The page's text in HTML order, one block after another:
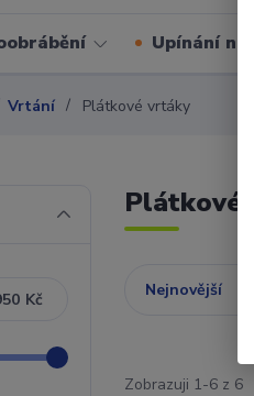
Upínání
Vrtání Plátkové vrtáky
Plátkové
Nejnovější
Zobrazuji 1-6 z 6
Kč